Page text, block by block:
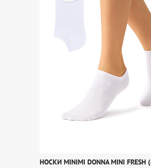
НОСКИ MINIMI DONNA MINI FRESH